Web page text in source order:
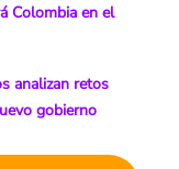
Colombia en el
analizan retos
gobierno